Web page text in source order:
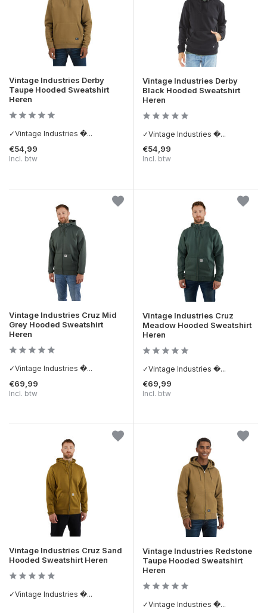
Vintage Industries Derby
Taupe Hooded Sweatshirt
Heren
✓Vintage Industries �...
€54,99
Incl. btw
Vintage Industries Derby
Black Hooded Sweatshirt
Heren
✓Vintage Industries �...
€54,99
Incl. btw
Vintage Industries Cruz Mid
Grey Hooded Sweatshirt
Heren
✓Vintage Industries �...
€69,99
Incl. btw
Vintage Industries Cruz
Meadow Hooded Sweatshirt
Heren
✓Vintage Industries �...
€69,99
Incl. btw
Vintage Industries Cruz Sand
Hooded Sweatshirt Heren
✓Vintage Industries �...
Vintage Industries Redstone
Taupe Hooded Sweatshirt
Heren
✓Vintage Industries �...